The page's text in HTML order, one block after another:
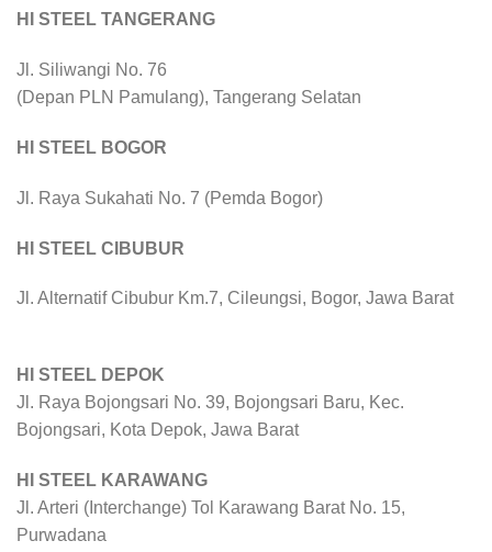
HI STEEL TANGERANG
Jl. Siliwangi No. 76
(Depan PLN Pamulang), Tangerang Selatan
HI STEEL BOGOR
Jl. Raya Sukahati No. 7 (Pemda Bogor)
HI STEEL CIBUBUR
Jl. Alternatif Cibubur Km.7, Cileungsi, Bogor, Jawa Barat
HI STEEL DEPOK
Jl. Raya Bojongsari No. 39, Bojongsari Baru, Kec.
Bojongsari, Kota Depok, Jawa Barat
HI STEEL KARAWANG
Jl. Arteri (Interchange) Tol Karawang Barat No. 15,
Purwadana